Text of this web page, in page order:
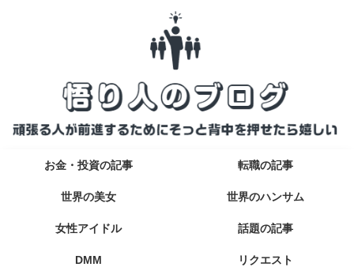
お金・投資の記事 転職の記事
世界の美女 世界のハンサム
女性アイドル 話題の記事
DMM リクエスト